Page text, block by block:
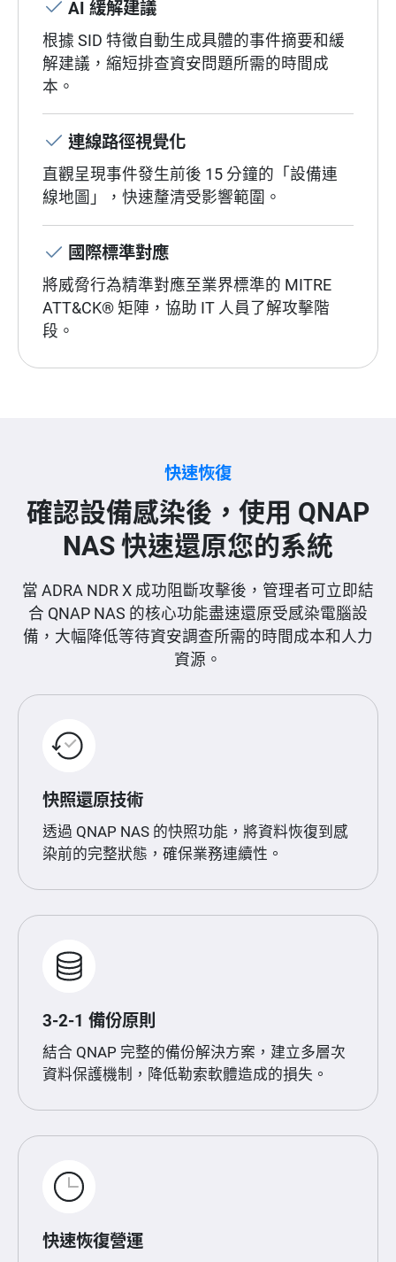
AI 緩解建議
根據 SID 特徵自動生成具體的事件摘要和緩
解建議，縮短排查資安問題所需的時間成
本。
連線路徑視覺化
直觀呈現事件發生前後 15 分鐘的「設備連
線地圖」，快速釐清受影響範圍。
國際標準對應
將威脅行為精準對應至業界標準的 MITRE
ATT&CK® 矩陣，協助 IT 人員了解攻擊階
段。
快速恢復
確認設備感染後，使用 QNAP
NAS 快速還原您的系統
當 ADRA NDR X 成功阻斷攻擊後，管理者可立即結
合 QNAP NAS 的核心功能盡速還原受感染電腦設
備，大幅降低等待資安調查所需的時間成本和人力
資源。
快照還原技術
透過 QNAP NAS 的快照功能，將資料恢復到感
染前的完整狀態，確保業務連續性。
3-2-1 備份原則
結合 QNAP 完整的備份解決方案，建立多層次
資料保護機制，降低勒索軟體造成的損失。
快速恢復營運